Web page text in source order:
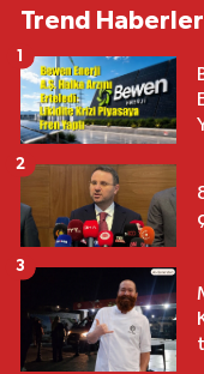
Trend Haberler
1
2
3